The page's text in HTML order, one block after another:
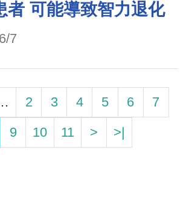
者 可能導致智力退化
7
2 3 4 5 6
7
9 10 11 > >|